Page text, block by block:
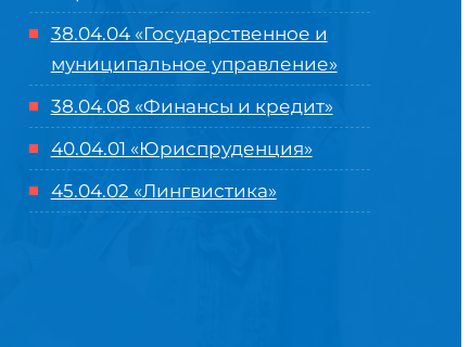
38.04.04 «Государственное и
муниципальное управление»
38.04.08 «Финансы и кредит»
40.04.01 «Юриспруденция»
45.04.02 «Лингвистика»